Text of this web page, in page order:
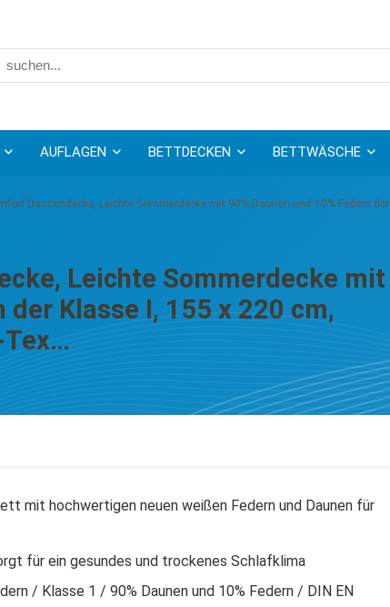
AUFLAGEN BETTDECKEN BETTWÄSCHE
Daunendecke, Leichte Sommerdecke mit 90% Daunen und 10% Federn der
Leichte Sommerdecke mit
der Klasse I, 155 x 220 cm,
Tex…
mit hochwertigen neuen weißen Federn und Daunen für
für ein gesundes und trockenes Schlafklima
/ Klasse 1 / 90% Daunen und 10% Federn / DIN EN